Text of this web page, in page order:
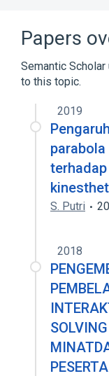
Papers
Semantic
to this topic.
2019
S. Putri
2018